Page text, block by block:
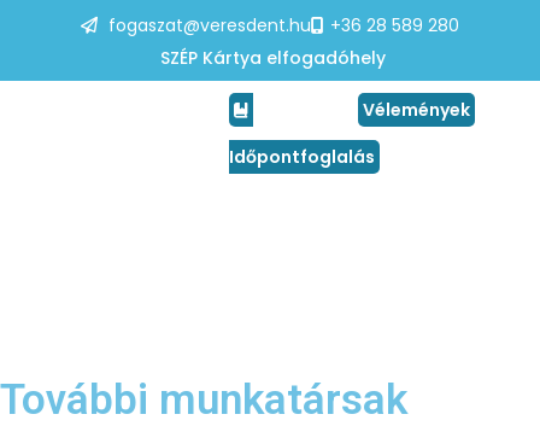
fogaszat@veresdent.hu
+36 28 589 280
SZÉP Kártya elfogadóhely
Időpontfoglalás
Vélemények
További munkatársak